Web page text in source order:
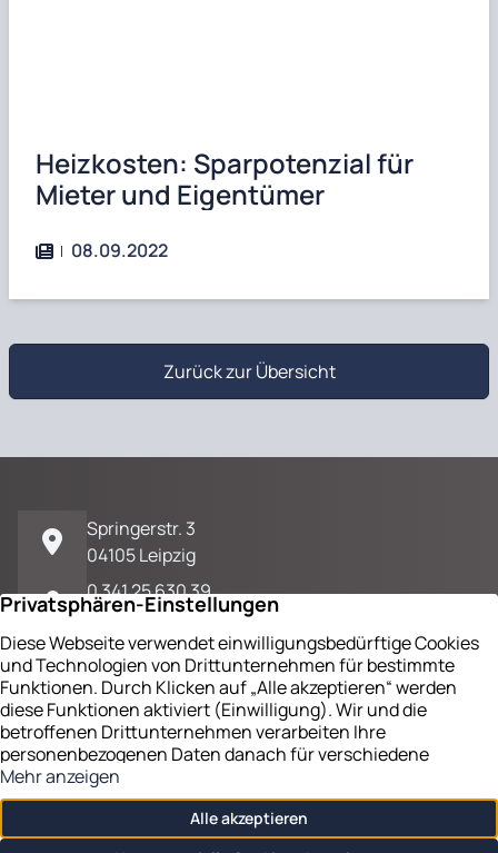
Heizkosten: Sparpotenzial für
Mieter und Eigentümer
08.09.2022
Zurück zur Übersicht
Springerstr. 3
04105 Leipzig
0 341 25 630 39
E-Mail / Kontakt
Impressum
Datenschutz